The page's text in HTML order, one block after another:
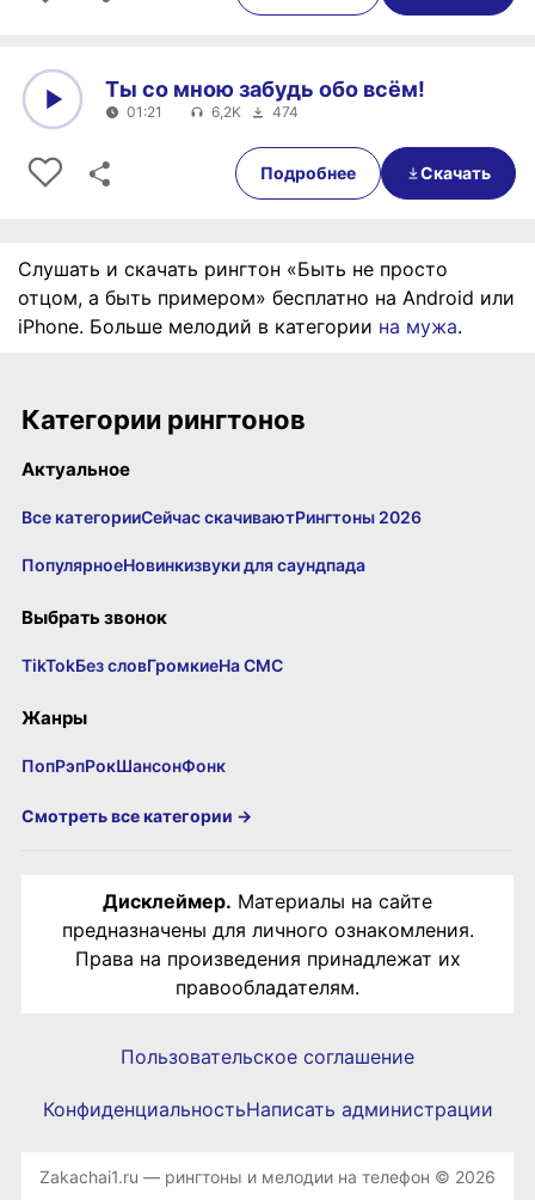
01:21
Ты со мною забудь обо всём!
01:21 6,2K 474
Подробнее Скачать
Слушать и скачать рингтон «Быть не просто
отцом, а быть примером» бесплатно на Android или
iPhone. Больше мелодий в категории на мужа.
Категории рингтонов
Актуальное
Все категорииСейчас скачиваютРингтоны 2026
ПопулярноеНовинкизвуки для саундпада
Выбрать звонок
TikTokБез словГромкиеНа СМС
Жанры
ПопРэпРокШансонФонк
Смотреть все категории →
Дисклеймер. Материалы на сайте
предназначены для личного ознакомления.
Права на произведения принадлежат их
правообладателям.
Пользовательское соглашение
КонфиденциальностьНаписать администрации
Zakachai1.ru — рингтоны и мелодии на телефон © 2026